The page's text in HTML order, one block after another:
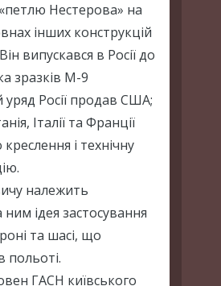
Нестерова» на
інших конструкцій
випускався в Росії до
зразків М-9
Росії продав США;
Італії та Франції
і технічну
належить
ним ідея застосування
та шасі, що
польоті.
ГАСН київського